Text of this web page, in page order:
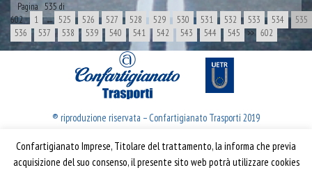
Pagina 535 di
602
1 ← 525 526 527 528 529 530 531 532 533 534
535
536
537 538 539 540 541 542 543 544 545 >> 602
® riproduzione riservata – Confartigianato Trasporti 2019
Confartigianato Trasporti
Confartigianato Imprese, Titolare del trattamento, la informa che previa
acquisizione del suo consenso, il presente sito web potrà utilizzare cookies